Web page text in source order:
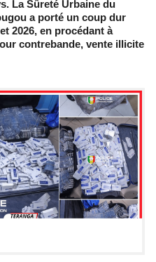
La Sûreté Urbaine du
a porté un coup dur
2026, en procédant à
contrebande, vente illicite